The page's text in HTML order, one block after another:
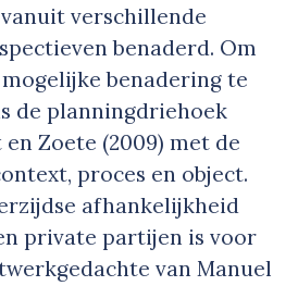
verschillende
benaderd. Om
benadering te
de planningdriehoek
Zoete (2009) met de
proces en object.
afhankelijkheid
private partijen is voor
van Manuel